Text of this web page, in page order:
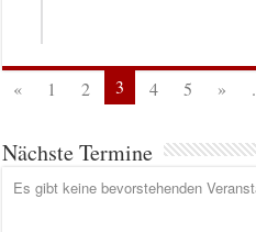
« 1 2 3 4 5 »
Nächste Termine
Es gibt keine bevorstehenden